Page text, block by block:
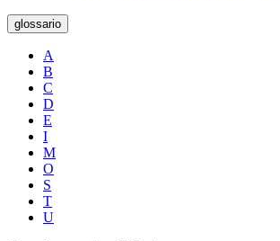
glossario
A
B
C
D
E
I
M
O
S
T
U